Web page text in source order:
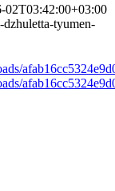
02T03:42:00+03:00
tyumen-